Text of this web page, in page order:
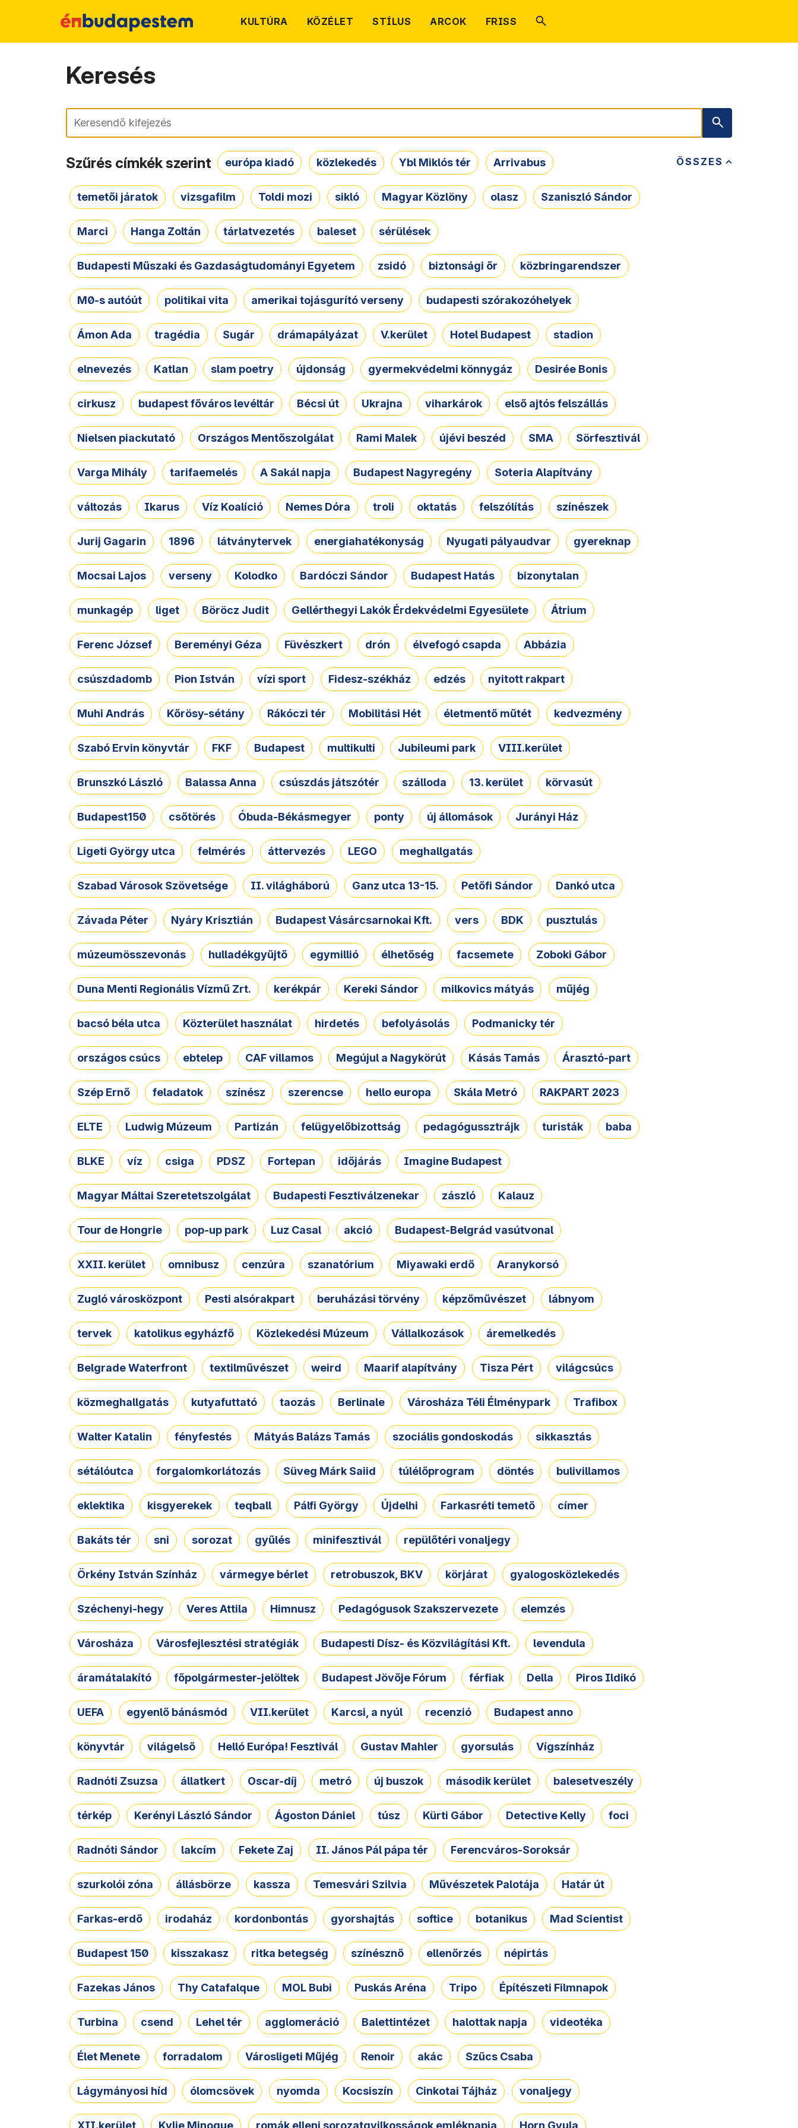
KULTÚRA KÖZÉLET STÍLUS ARCOK FRISS
Keresés
Keresés
ÖSSZES
Szűrés címkék szerint európa kiadó közlekedés Ybl Miklós tér Arrivabus
temetői járatok vizsgafilm Toldi mozi sikló Magyar Közlöny olasz Szaniszló Sándor
Marci Hanga Zoltán tárlatvezetés baleset sérülések
Budapesti Műszaki és Gazdaságtudományi Egyetem zsidó biztonsági őr közbringarendszer
M0-s autóút politikai vita amerikai tojásgurító verseny budapesti szórakozóhelyek
Ámon Ada tragédia Sugár drámapályázat V.kerület Hotel Budapest stadion
elnevezés Katlan slam poetry újdonság gyermekvédelmi könnygáz Desirée Bonis
cirkusz budapest főváros levéltár Bécsi út Ukrajna viharkárok első ajtós felszállás
Nielsen piackutató Országos Mentőszolgálat Rami Malek újévi beszéd SMA Sörfesztivál
Varga Mihály tarifaemelés A Sakál napja Budapest Nagyregény Soteria Alapítvány
változás Ikarus Víz Koalíció Nemes Dóra troli oktatás felszólítás színészek
Jurij Gagarin 1896 látványtervek energiahatékonyság Nyugati pályaudvar gyereknap
Mocsai Lajos verseny Kolodko Bardóczi Sándor Budapest Hatás bizonytalan
munkagép liget Böröcz Judit Gellérthegyi Lakók Érdekvédelmi Egyesülete Átrium
Ferenc József Bereményi Géza Füvészkert drón élvefogó csapda Abbázia
csúszdadomb Pion István vízi sport Fidesz-székház edzés nyitott rakpart
Muhi András Kőrösy-sétány Rákóczi tér Mobilitási Hét életmentő műtét kedvezmény
Szabó Ervin könyvtár FKF Budapest multikulti Jubileumi park VIII.kerület
Brunszkó László Balassa Anna csúszdás játszótér szálloda 13. kerület körvasút
Budapest150 csőtörés Óbuda-Békásmegyer ponty új állomások Jurányi Ház
Ligeti György utca felmérés áttervezés LEGO meghallgatás
Szabad Városok Szövetsége II. világháború Ganz utca 13-15. Petőfi Sándor Dankó utca
Závada Péter Nyáry Krisztián Budapest Vásárcsarnokai Kft. vers BDK pusztulás
múzeumösszevonás hulladékgyűjtő egymillió élhetőség facsemete Zoboki Gábor
Duna Menti Regionális Vízmű Zrt. kerékpár Kereki Sándor milkovics mátyás műjég
bacsó béla utca Közterület használat hirdetés befolyásolás Podmanicky tér
országos csúcs ebtelep CAF villamos Megújul a Nagykörút Kásás Tamás Árasztó-part
Szép Ernő feladatok színész szerencse hello europa Skála Metró RAKPART 2023
ELTE Ludwig Múzeum Partizán felügyelőbizottság pedagógussztrájk turisták baba
BLKE víz csiga PDSZ Fortepan időjárás Imagine Budapest
Magyar Máltai Szeretetszolgálat Budapesti Fesztiválzenekar zászló Kalauz
Tour de Hongrie pop-up park Luz Casal akció Budapest-Belgrád vasútvonal
XXII. kerület omnibusz cenzúra szanatórium Miyawaki erdő Aranykorsó
Zugló városközpont Pesti alsórakpart beruházási törvény képzőművészet lábnyom
tervek katolikus egyházfő Közlekedési Múzeum Vállalkozások áremelkedés
Belgrade Waterfront textilművészet weird Maarif alapítvány Tisza Pért világcsúcs
közmeghallgatás kutyafuttató taozás Berlinale Városháza Téli Élménypark Trafibox
Walter Katalin fényfestés Mátyás Balázs Tamás szociális gondoskodás sikkasztás
sétálóutca forgalomkorlátozás Süveg Márk Saiid túlélőprogram döntés bulivillamos
eklektika kisgyerekek teqball Pálfi György Újdelhi Farkasréti temető címer
Bakáts tér sni sorozat gyűlés minifesztivál repülőtéri vonaljegy
Örkény István Színház vármegye bérlet retrobuszok, BKV körjárat gyalogosközlekedés
Széchenyi-hegy Veres Attila Himnusz Pedagógusok Szakszervezete elemzés
Városháza Városfejlesztési stratégiák Budapesti Dísz- és Közvilágítási Kft. levendula
áramátalakító főpolgármester-jelöltek Budapest Jövője Fórum férfiak Della Piros Ildikó
UEFA egyenlő bánásmód VII.kerület Karcsi, a nyúl recenzió Budapest anno
könyvtár világelső Helló Európa! Fesztivál Gustav Mahler gyorsulás Vígszínház
Radnóti Zsuzsa állatkert Oscar-díj metró új buszok második kerület balesetveszély
térkép Kerényi László Sándor Ágoston Dániel túsz Kürti Gábor Detective Kelly foci
Radnóti Sándor lakcím Fekete Zaj II. János Pál pápa tér Ferencváros-Soroksár
szurkolói zóna állásbörze kassza Temesvári Szilvia Művészetek Palotája Határ út
Farkas-erdő irodaház kordonbontás gyorshajtás softice botanikus Mad Scientist
Budapest 150 kisszakasz ritka betegség színésznő ellenőrzés népirtás
Fazekas János Thy Catafalque MOL Bubi Puskás Aréna Tripo Építészeti Filmnapok
Turbina csend Lehel tér agglomeráció Balettintézet halottak napja videotéka
Élet Menete forradalom Városligeti Műjég Renoir akác Szűcs Csaba
Lágymányosi híd ólomcsövek nyomda Kocsiszín Cinkotai Tájház vonaljegy
XII.kerület Kylie Minogue romák elleni sorozatgyilkosságok emléknapja Horn Gyula